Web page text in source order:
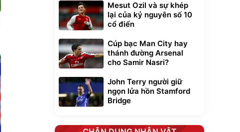
Mesut Ozil và sự khép
lại của kỷ nguyên số 10
cổ điển
Cúp bạc Man City hay
thánh đường Arsenal
cho Samir Nasri?
John Terry người giữ
ngọn lửa hồn Stamford
Bridge